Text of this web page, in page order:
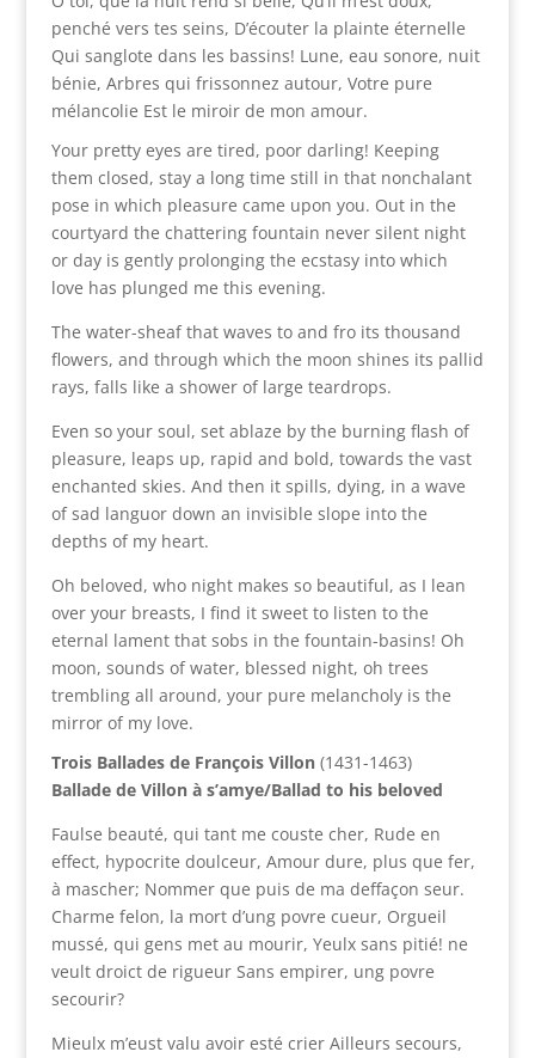
penché vers tes seins, D’écouter la plainte éternelle
Qui sanglote dans les bassins! Lune, eau sonore, nuit
bénie, Arbres qui frissonnez autour, Votre pure
mélancolie Est le miroir de mon amour.
Your pretty eyes are tired, poor darling! Keeping
them closed, stay a long time still in that nonchalant
pose in which pleasure came upon you. Out in the
courtyard the chattering fountain never silent night
or day is gently prolonging the ecstasy into which
love has plunged me this evening.
The water-sheaf that waves to and fro its thousand
flowers, and through which the moon shines its pallid
rays, falls like a shower of large teardrops.
Even so your soul, set ablaze by the burning flash of
pleasure, leaps up, rapid and bold, towards the vast
enchanted skies. And then it spills, dying, in a wave
of sad languor down an invisible slope into the
depths of my heart.
Oh beloved, who night makes so beautiful, as I lean
over your breasts, I find it sweet to listen to the
eternal lament that sobs in the fountain-basins! Oh
moon, sounds of water, blessed night, oh trees
trembling all around, your pure melancholy is the
mirror of my love.
Trois Ballades de François Villon(1431-1463)
Ballade de Villon à s’amye/Ballad to his beloved
Faulse beauté, qui tant me couste cher, Rude en
effect, hypocrite doulceur, Amour dure, plus que fer,
à mascher; Nommer que puis de ma deffaçon seur.
Charme felon, la mort d’ung povre cueur, Orgueil
mussé, qui gens met au mourir, Yeulx sans pitié! ne
veult droict de rigueur Sans empirer, ung povre
secourir?
Mieulx m’eust valu avoir esté crier Ailleurs secours,